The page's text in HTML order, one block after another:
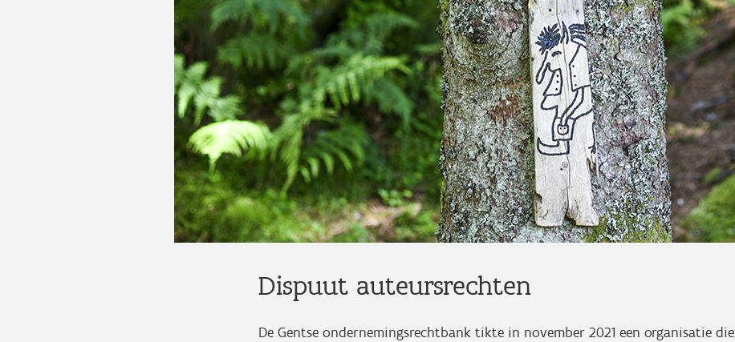
Dispuut auteursrechten
De Gentse ondernemingsrechtbank tikte in november 2021 een organisatie die